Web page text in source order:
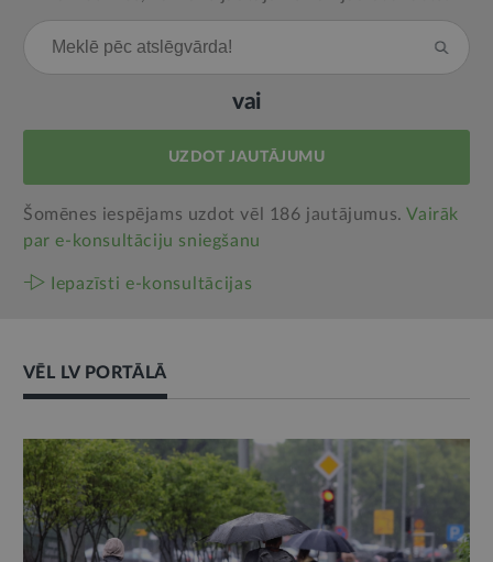
vai
UZDOT JAUTĀJUMU
Šomēnes iespējams uzdot vēl 186 jautājumus.Vairāk
par e‑konsultāciju sniegšanu
Iepazīsti e-konsultācijas
VĒL LV PORTĀLĀ